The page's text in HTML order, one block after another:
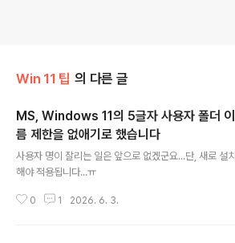
Win 11 팁 의 다른 글
MS, Windows 11의 5글자 사용자 폴더 이
름 제한을 없애기로 했습니다
사용자 명이 잘리는 일은 앞으로 없겠군요...단, 새로 설치
해야 적용됩니다...ㅠ
0 1 2026. 6. 3.